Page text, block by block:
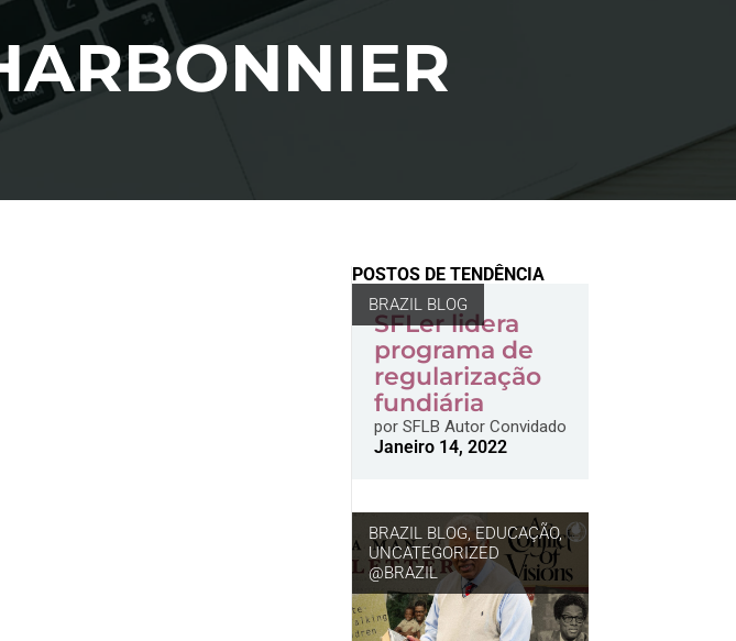
POSTOS DE TENDÊNCIA
BRAZIL BLOG
SFLer lidera
programa de
regularização
fundiária
porSFLB Autor Convidado
Janeiro 14, 2022
BRAZIL BLOG,EDUCAÇÃO,
UNCATEGORIZED
@BRAZIL